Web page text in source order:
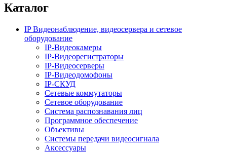
Каталог
IP Видеонаблюдение, видеосервера и сетевое
оборудование
IP-Видеокамеры
IP-Видеорегистраторы
IP-Видеосерверы
IP-Видеодомофоны
IP-СКУД
Сетевые коммутаторы
Сетевое оборудование
Система распознавания лиц
Программное обеспечение
Объективы
Системы передачи видеосигнала
Аксессуары